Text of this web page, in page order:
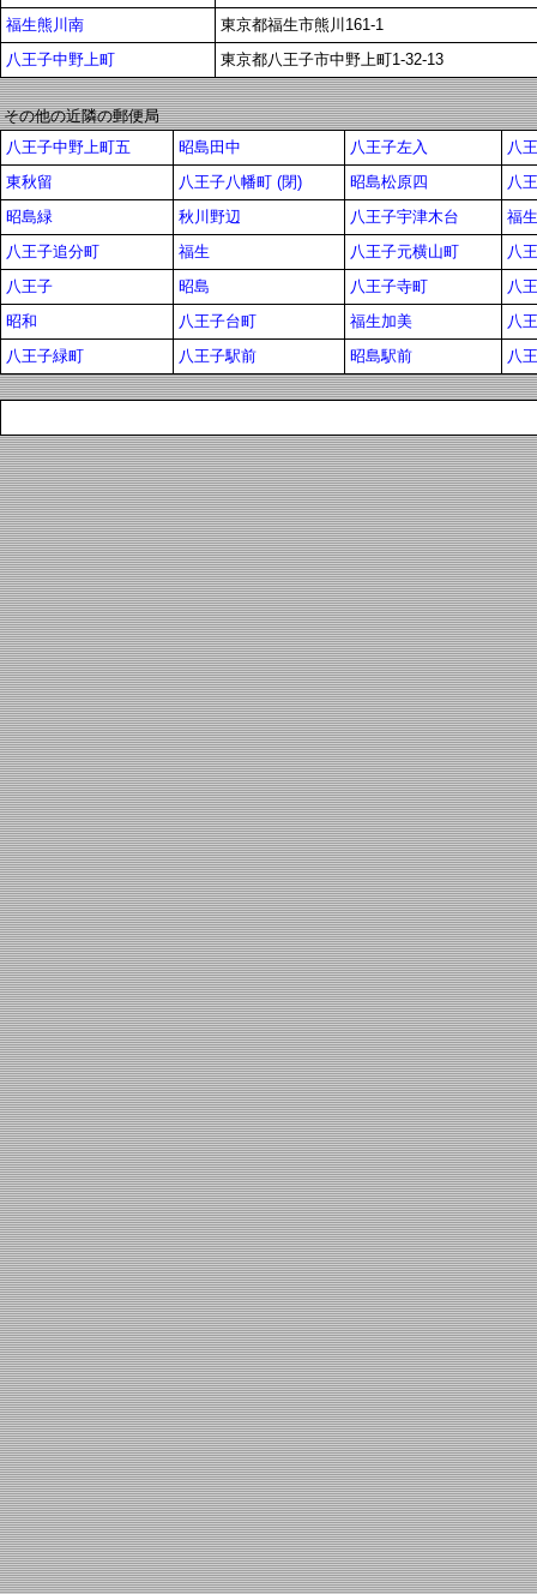
福生熊川南
東京都福生市熊川161-1
八王子中野上町
東京都八王子市中野上町1-32-13
その他の近隣の郵便局
八王子中野上町五
昭島田中 八王子左入
八
東秋留
八王子八幡町 (閉) 昭島松原四
八
昭島緑
秋川野辺 八王子宇津木台
福
八王子追分町
福生 八王子元横山町
八
八王子
昭島 八王子寺町
八
昭和
八王子台町 福生加美
八
八王子緑町
八王子駅前 昭島駅前 八